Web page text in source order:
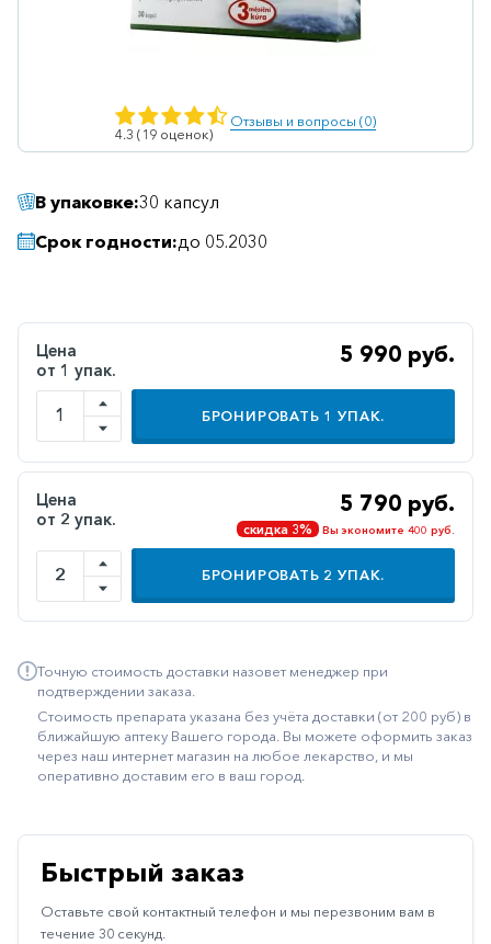
Ветеринарные
Гематологические
Гинекология
Гомеопатические
Диабетические
Желудочно-
кишечные
Иммунодепрессанты
Иммуностимуляторы
Климактерические
Метаболизм
Наружные
средства
Неврологические
Офтальмология
Паркинсон
Противоаллергические
4.3 (19 оценок)
Отзывы и вопросы (0)
В упаковке:30 капсул
Срок годности:до 05.2030
Цена
от 1 упак.
5 990 руб.
БРОНИРОВАТЬ 1 УПАК.
Цена
от 2 упак.
5 790 руб.
скидка 3% Вы экономите 400 руб.
БРОНИРОВАТЬ 2 УПАК.
Точную стоимость доставки назовет менеджер при
подтверждении заказа.
Стоимость препарата указана без учёта доставки (от 200 руб) в
ближайшую аптеку Вашего города. Вы можете оформить заказ
через наш интернет магазин на любое лекарство, и мы
оперативно доставим его в ваш город.
Быстрый заказ
Оставьте свой контактный телефон и мы перезвоним вам в
течение 30 секунд.